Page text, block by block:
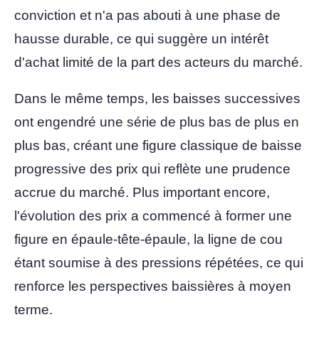
conviction et n'a pas abouti à une phase de
hausse durable, ce qui suggère un intérêt
d'achat limité de la part des acteurs du marché.
Dans le même temps, les baisses successives
ont engendré une série de plus bas de plus en
plus bas, créant une figure classique de baisse
progressive des prix qui reflète une prudence
accrue du marché. Plus important encore,
l'évolution des prix a commencé à former une
figure en épaule-tête-épaule, la ligne de cou
étant soumise à des pressions répétées, ce qui
renforce les perspectives baissières à moyen
terme.